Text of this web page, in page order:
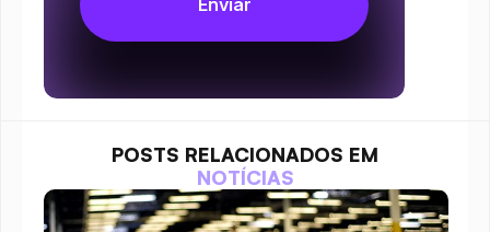
POSTS RELACIONADOS EM
NOTÍCIAS